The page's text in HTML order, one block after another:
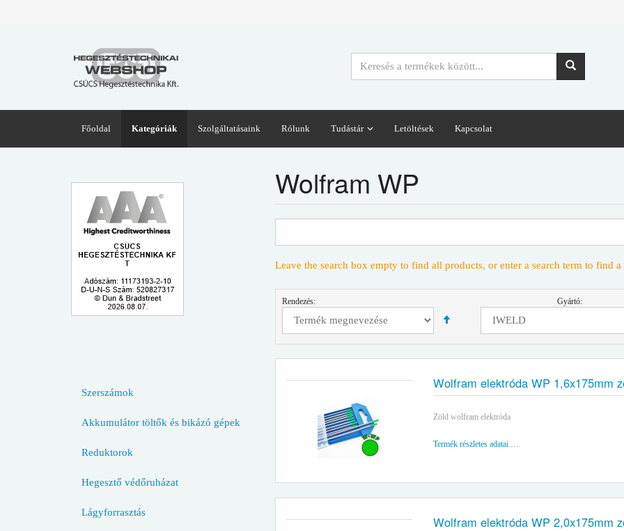
Főoldal Kategóriák Szolgáltatásaink Rólunk Tudástár Letöltések Kapcsolat
Wolfram WP
Leave the search box empty to find all products, or enter a search term to find
Rendezés: Gyártó:
Wolfram elektróda WP 1,6x175mm
Zöld wolfram elektróda
Termék részletes adatai …
Wolfram elektróda WP 2,0x175mm
Szerszámok
Akkumulátor töltők és bikázó gépek
Reduktorok
Hegesztő védőruházat
Lágyforrasztás